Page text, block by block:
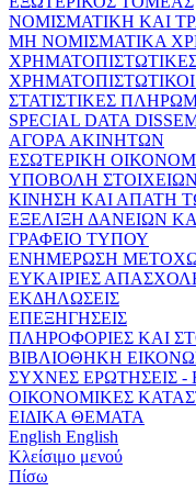
ΝΟΜΙΣΜΑΤΙΚΗ ΚΑΙ
ΜΗ ΝΟΜΙΣΜΑΤΙΚΑ
ΣΤΑΤΙΣΤΙΚΕΣ
SPECIAL DATA
ΑΓΟΡΑ ΑΚΙΝΗΤΩΝ
ΕΣΩΤΕΡΙΚΗ
ΥΠΟΒΟΛΗ ΣΤΟΙΧΕΙΩΝ
ΚΙΝΗΣΗ ΚΑΙ ΑΠΑΤΗ
ΕΞΕΛΙΞΗ ΔΑΝΕΙΩΝ
ΓΡΑΦΕΙΟ ΤΥΠΟΥ
ΕΝΗΜΕΡΩΣΗ
ΕΥΚΑΙΡΙΕΣ
ΕΚΔΗΛΩΣΕΙΣ
ΕΠΕΞΗΓΗΣΕΙΣ
ΠΛΗΡΟΦΟΡΙΕΣ ΚΑΙ
ΒΙΒΛΙΟΘΗΚΗ
ΣΥΧΝΕΣ ΕΡΩΤΗΣΕΙΣ -
ΟΙΚΟΝΟΜΙΚΕΣ
ΕΙΔΙΚΑ ΘΕΜΑΤΑ
English English
Κλείσιμο μενού
Πίσω